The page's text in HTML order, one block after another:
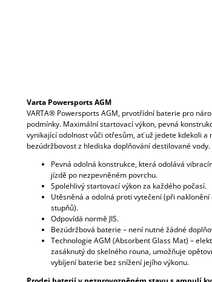
Varta Powersports AGM
VARTA® Powersports AGM, prvotřídní baterie pro
podmínky. Maximální startovací výkon, pevná
vynikající odolnost vůči otřesům, ať už jedete kdekoli a
bezúdržbovost z hlediska doplňování destilované vody.
Pevná odolná konstrukce, která odolává
jízdě po nezpevněném povrchu.
Spolehlivý startovací výkon za každého počasí.
Utěsněná a odolná proti vytečení (při naklonění
stupňů).
Odpovídá normě JIS.
Bezúdržbová baterie – není nutné žádné
Technologie AGM (Absorbent Glass Mat) –
zasáknutý do skelného rouna, umožňuje
vybíjení baterie bez snížení jejího výkonu.